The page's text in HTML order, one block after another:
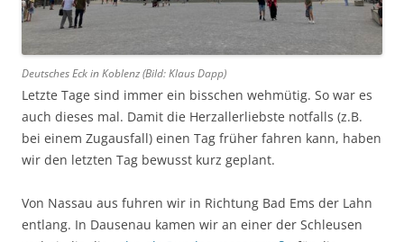
Deutsches Eck in Koblenz (Bild: Klaus Dapp)
Letzte Tage sind immer ein bisschen wehmütig. So war es
auch dieses mal. Damit die Herzallerliebste notfalls (z.B.
bei einem Zugausfall) einen Tag früher fahren kann, haben
wir den letzten Tag bewusst kurz geplant.
Von Nassau aus fuhren wir in Richtung Bad Ems der Lahn
entlang. In Dausenau kamen wir an einer der Schleusen